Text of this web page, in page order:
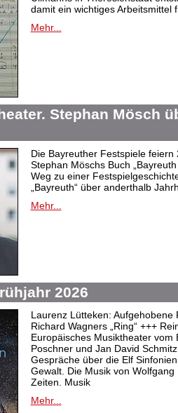
damit ein wichtiges Arbeitsmittel
Mehr...
Stephan Mösch
Die Bayreuther Festspiele
Stephan Möschs Buch
Weg zu einer
„Bayreuth“ über anderthalb
Mehr...
2026
Laurenz Lütteken: Aufgehobene
Richard Wagners „Ring“ +++
Europäisches Musiktheater vom
Poschner und Jan David
Gespräche über die Elf
Gewalt. Die Musik von
Zeiten. Musik
Mehr...